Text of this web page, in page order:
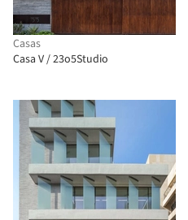
Casas
Casa V / 23o5Studio